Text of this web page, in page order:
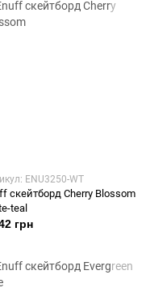
ENU3250-WT
скейтборд Cherry Blossom
teal
грн